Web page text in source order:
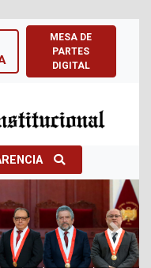
MESA DE
PARTES
DIGITAL
Next